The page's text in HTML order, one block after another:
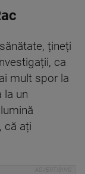
țineți
ca
mult spor la
la un
că ați